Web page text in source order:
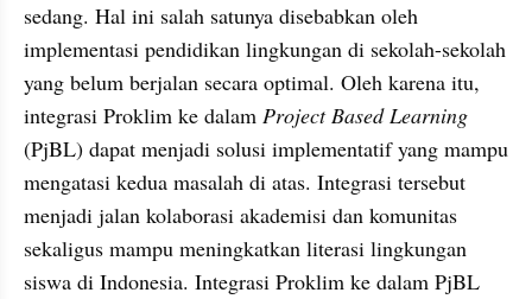
sedang. Hal ini salah satunya disebabkan oleh
implementasi pendidikan lingkungan di sekolah-sekolah
yang belum berjalan secara optimal. Oleh karena itu,
integrasi Proklim ke dalam Project Based Learning
(PjBL) dapat menjadi solusi implementatif yang mampu
mengatasi kedua masalah di atas. Integrasi tersebut
menjadi jalan kolaborasi akademisi dan komunitas
sekaligus mampu meningkatkan literasi lingkungan
siswa di Indonesia. Integrasi Proklim ke dalam PjBL